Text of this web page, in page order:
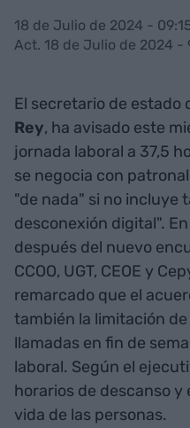
18 de Julio de 2024 -
Act. 18 de Julio de 2024 -
El secretario de estado
Rey, ha avisado este
jornada laboral a 37,5
se negocia con
"de nada" si no incluye
desconexión digital".
después del nuevo
CCOO, UGT, CEOE y
remarcado que el
también la limitación
llamadas en fin de
laboral. Según el
horarios de descanso
vida de las personas.